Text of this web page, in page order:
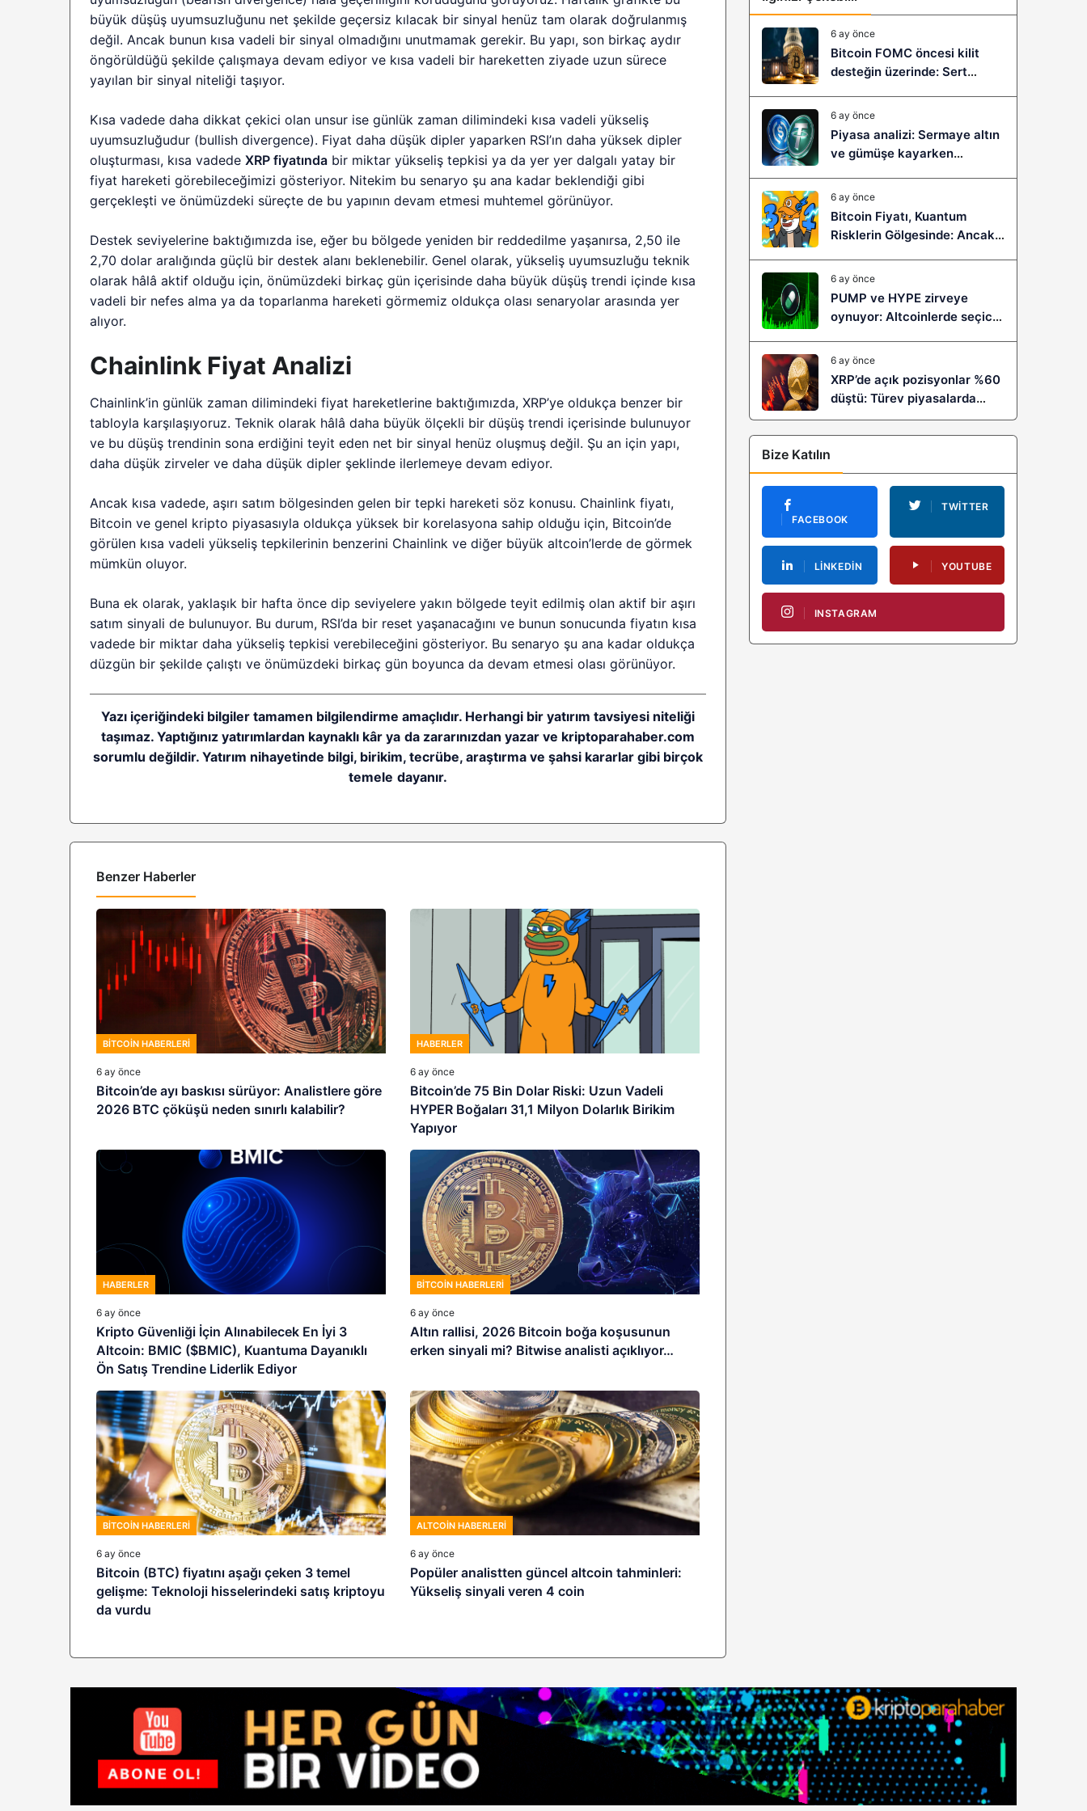
büyük düşüş uyumsuzluğunu net şekilde geçersiz kılacak bir sinyal henüz tam olarak doğrulanmış
değil. Ancak bunun kısa vadeli bir sinyal olmadığını unutmamak gerekir. Bu yapı, son birkaç aydır
öngörüldüğü şekilde çalışmaya devam ediyor ve kısa vadeli bir hareketten ziyade uzun sürece
yayılan bir sinyal niteliği taşıyor.
Kısa vadede daha dikkat çekici olan unsur ise günlük zaman dilimindeki kısa vadeli yükseliş
uyumsuzluğudur (bullish divergence). Fiyat daha düşük dipler yaparken RSI’ın daha yüksek dipler
oluşturması, kısa vadedeXRP fiyatında bir miktar yükseliş tepkisi ya da yer yer dalgalı yatay bir
fiyat hareketi görebileceğimizi gösteriyor. Nitekim bu senaryo şu ana kadar beklendiği gibi
gerçekleşti ve önümüzdeki süreçte de bu yapının devam etmesi muhtemel görünüyor.
Destek seviyelerine baktığımızda ise, eğer bu bölgede yeniden bir reddedilme yaşanırsa, 2,50 ile
2,70 dolar aralığında güçlü bir destek alanı beklenebilir. Genel olarak, yükseliş uyumsuzluğu teknik
olarak hâlâ aktif olduğu için, önümüzdeki birkaç gün içerisinde daha büyük düşüş trendi içinde kısa
vadeli bir nefes alma ya da toparlanma hareketi görmemiz oldukça olası senaryolar arasında yer
alıyor.
Chainlink Fiyat Analizi
Chainlink’in günlük zaman dilimindeki fiyat hareketlerine baktığımızda, XRP’ye oldukça benzer bir
tabloyla karşılaşıyoruz. Teknik olarak hâlâ daha büyük ölçekli bir düşüş trendi içerisinde bulunuyor
ve bu düşüş trendinin sona erdiğini teyit eden net bir sinyal henüz oluşmuş değil. Şu an için yapı,
daha düşük zirveler ve daha düşük dipler şeklinde ilerlemeye devam ediyor.
Ancak kısa vadede, aşırı satım bölgesinden gelen bir tepki hareketi söz konusu. Chainlink fiyatı,
Bitcoin ve genel kripto piyasasıyla oldukça yüksek bir korelasyona sahip olduğu için, Bitcoin’de
görülen kısa vadeli yükseliş tepkilerinin benzerini Chainlink ve diğer büyük altcoin’lerde de görmek
mümkün oluyor.
Buna ek olarak, yaklaşık bir hafta önce dip seviyelere yakın bölgede teyit edilmiş olan aktif bir aşırı
satım sinyali de bulunuyor. Bu durum, RSI’da bir reset yaşanacağını ve bunun sonucunda fiyatın kısa
vadede bir miktar daha yükseliş tepkisi verebileceğini gösteriyor. Bu senaryo şu ana kadar oldukça
düzgün bir şekilde çalıştı ve önümüzdeki birkaç gün boyunca da devam etmesi olası görünüyor.
Yazı içeriğindeki bilgiler tamamen bilgilendirme amaçlıdır. Herhangi bir yatırım tavsiyesi niteliği
taşımaz. Yaptığınız yatırımlardan kaynaklı kâr ya da zararınızdan yazar ve kriptoparahaber.com
sorumlu değildir. Yatırım nihayetinde bilgi, birikim, tecrübe, araştırma ve şahsi kararlar gibi birçok
temele dayanır.
Benzer Haberler
BITCOIN HABERLERI
6 ay önce
Bitcoin’de ayı baskısı sürüyor: Analistlere göre
2026 BTC çöküşü neden sınırlı kalabilir?
HABERLER
6 ay önce
Bitcoin’de 75 Bin Dolar Riski: Uzun Vadeli
HYPER Boğaları 31,1 Milyon Dolarlık Birikim
Yapıyor
HABERLER
6 ay önce
Kripto Güvenliği İçin Alınabilecek En İyi 3
Altcoin: BMIC ($BMIC), Kuantuma Dayanıklı
Ön Satış Trendine Liderlik Ediyor
BITCOIN HABERLERI
6 ay önce
Altın rallisi, 2026 Bitcoin boğa koşusunun
erken sinyali mi? Bitwise analisti açıklıyor…
BITCOIN HABERLERI
6 ay önce
Bitcoin (BTC) fiyatını aşağı çeken 3 temel
gelişme: Teknoloji hisselerindeki satış kriptoyu
da vurdu
ALTCOIN HABERLERI
6 ay önce
Popüler analistten güncel altcoin tahminleri:
Yükseliş sinyali veren 4 coin
6 ay önce
Bitcoin FOMC öncesi kilit
desteğin üzerinde: Sert
geliyor?
6 ay önce
Piyasa analizi: Sermaye altın
ve gümüşe kayarken
6 ay önce
Bitcoin Fiyatı, Kuantum
Risklerin Gölgesinde: Ancak
Sıçramaya Yaşayabilir!
6 ay önce
PUMP ve HYPE zirveye
oynuyor: Altcoinlerde seçici
6 ay önce
XRP’de açık pozisyonlar %60
düştü: Türev piyasalarda
kaldıraç temizliği yeni bir
trendin habercisi mi?
Bize Katılın
FACEBOOK
TWITTER
LINKEDIN YOUTUBE
INSTAGRAM